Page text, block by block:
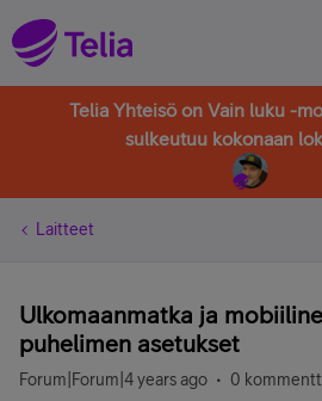
Telia Yhteisö on Vain luku -
sulkeutuu kokonaan
Laitteet
Ulkomaanmatka ja
puhelimen asetukset
Forum|Forum|4 years ago 0